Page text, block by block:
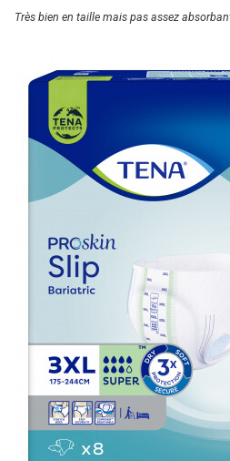
Très bien en taille mais pas assez